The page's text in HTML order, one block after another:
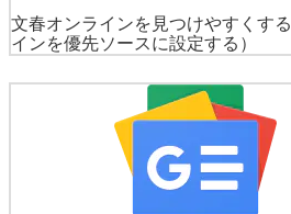
文春オンラインを見つけやすくする
インを優先ソースに設定する）